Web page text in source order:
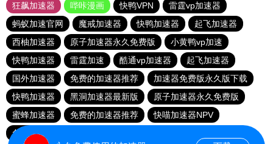
狂飙加速器
哔咔漫画 快鸭VPN
雷霆vp加速器
蚂蚁加速官网
魔戒加速器 快鸭加速器
起飞加速器
西柚加速器
原子加速器永久免费版
小黄鸭vp加速
快鸭加速器
雷霆加速 酷通vp加速器
起飞加速器
国外加速器
免费的加速器推荐
加速器免费版永久版下载
快鸭加速器
黑洞加速器最新版
原子加速器永久免费版
蜜蜂加速器
免费的加速器推荐
快喵加速器NPV
免费的加速器推荐